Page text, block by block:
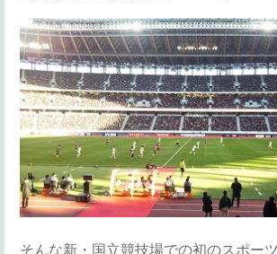
そんな新・国立競技場での初のスポーツ